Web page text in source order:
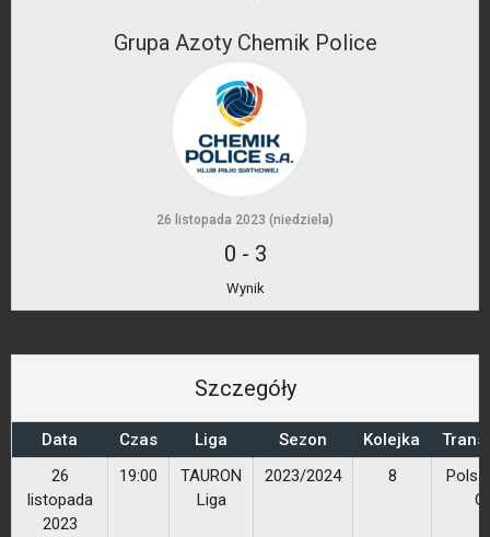
Grupa Azoty Chemik Police
26 listopada 2023 (niedziela)
0 - 3
Wynik
Szczegóły
Data Czas Liga Sezon Kolejka
26
listopada
2023
19:00
TAURON
Liga
2023/2024 8